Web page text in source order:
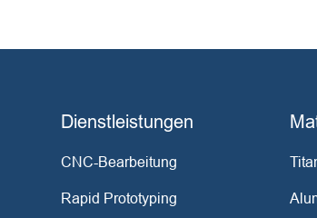
Dienstleistungen
CNC-Bearbeitung
Rapid Prototyping